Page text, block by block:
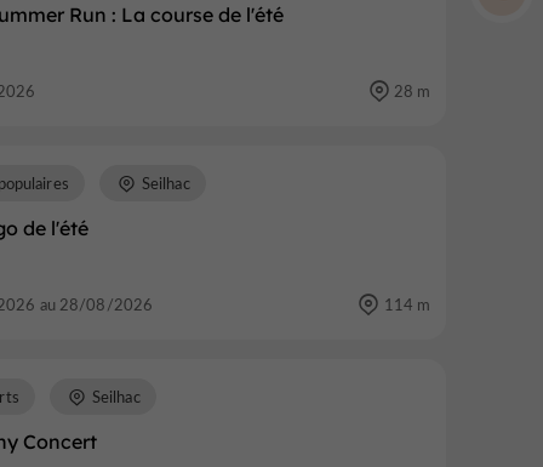
Run : La course de l'été
28 m
de l'été
Seilhac
au 28/08/2026 114 m
Concert
Seilhac